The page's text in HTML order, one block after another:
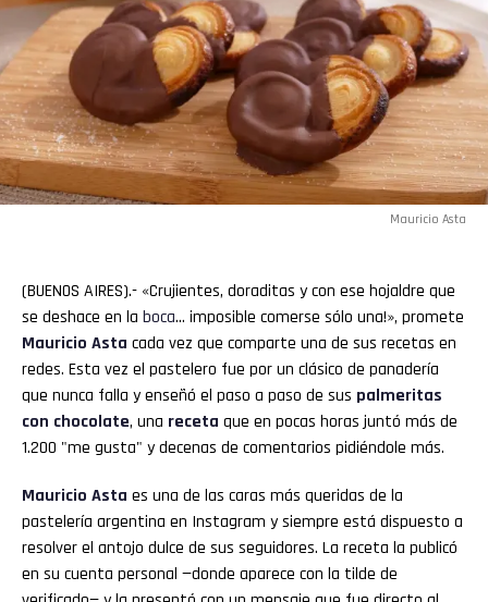
Mauricio Asta
(BUENOS AIRES).- «Crujientes, doraditas y con ese hojaldre que
se deshace en la boca… imposible comerse sólo una!», promete
Mauricio Asta cada vez que comparte una de sus recetas en
redes. Esta vez el pastelero fue por un clásico de panadería
que nunca falla y enseñó el paso a paso de sus palmeritas
con chocolate, una receta que en pocas horas juntó más de
1.200 "me gusta" y decenas de comentarios pidiéndole más.
Mauricio Asta es una de las caras más queridas de la
pastelería argentina en Instagram y siempre está dispuesto a
resolver el antojo dulce de sus seguidores. La receta la publicó
en su cuenta personal —donde aparece con la tilde de